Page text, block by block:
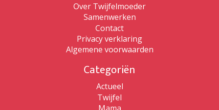
Over Twijfelmoeder
Samenwerken
Contact
Privacy verklaring
Algemene voorwaarden
Categoriën
Actueel
Twijfel